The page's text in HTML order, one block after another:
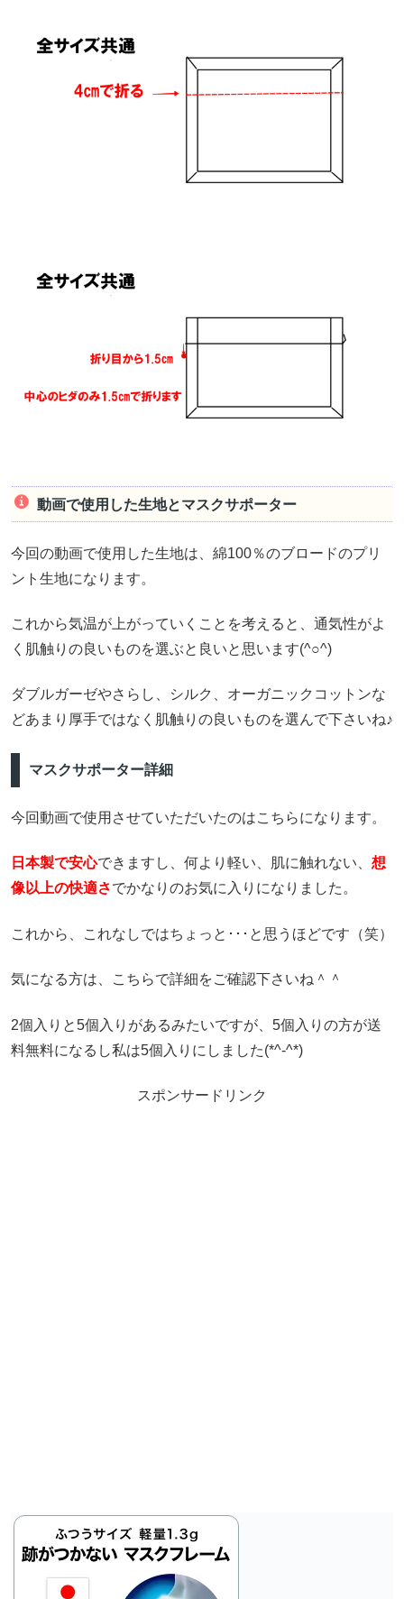
動画で使用した生地とマスクサポーター
今回の動画で使用した生地は、綿100％のブロードのプリ
ント生地になります。
これから気温が上がっていくことを考えると、通気性がよ
く肌触りの良いものを選ぶと良いと思います(^○^)
ダブルガーゼやさらし、シルク、オーガニックコットンな
どあまり厚手ではなく肌触りの良いものを選んで下さいね♪
マスクサポーター詳細
今回動画で使用させていただいたのはこちらになります。
日本製で安心できますし、何より軽い、肌に触れない、 想
像以上の快適さでかなりのお気に入りになりました。
これから、これなしではちょっと･･･と思うほどです（笑）
気になる方は、こちらで詳細をご確認下さいね＾＾
2個入りと5個入りがあるみたいですが、5個入りの方が送
料無料になるし私は5個入りにしました(*^-^*)
スポンサードリンク